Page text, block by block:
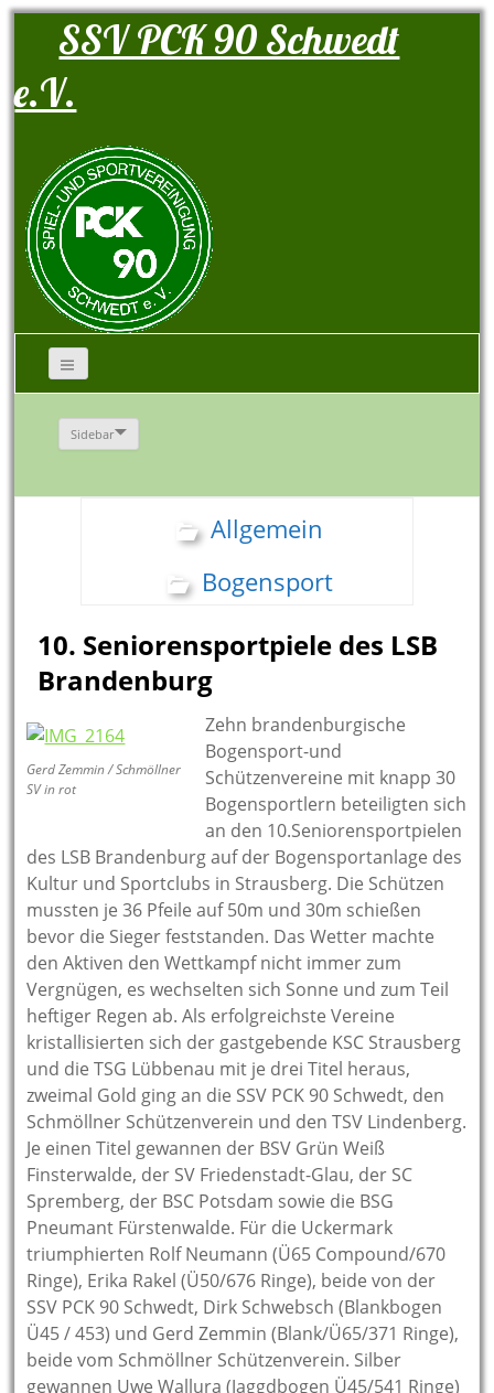
SSV PCK 90 Schwedt
e.V.
Sidebar
Allgemein
Bogensport
10. Seniorensportpiele des LSB
Brandenburg
Gerd Zemmin / Schmöllner
SV in rot
Zehn brandenburgische
Bogensport-und
Schützenvereine mit knapp 30
Bogensportlern beteiligten sich
an den 10.Seniorensportpielen
des LSB Brandenburg auf der Bogensportanlage des
Kultur und Sportclubs in Strausberg. Die Schützen
mussten je 36 Pfeile auf 50m und 30m schießen
bevor die Sieger feststanden. Das Wetter machte
den Aktiven den Wettkampf nicht immer zum
Vergnügen, es wechselten sich Sonne und zum Teil
heftiger Regen ab.Als erfolgreichste Vereine
kristallisierten sich der gastgebende KSC Strausberg
und die TSG Lübbenau mit je drei Titel heraus,
zweimal Gold ging an die SSV PCK 90 Schwedt, den
Schmöllner Schützenverein und den TSV Lindenberg.
Je einen Titel gewannen der BSV Grün Weiß
Finsterwalde, der SV Friedenstadt-Glau, der SC
Spremberg, der BSC Potsdam sowie die BSG
Pneumant Fürstenwalde. Für die Uckermark
triumphierten Rolf Neumann (Ü65 Compound/670
Ringe), Erika Rakel (Ü50/676 Ringe), beide von der
SSV PCK 90 Schwedt, Dirk Schwebsch (Blankbogen
Ü45 / 453) und Gerd Zemmin (Blank/Ü65/371 Ringe),
beide vom Schmöllner Schützenverein. Silber
gewannen Uwe Wallura (Jaggdbogen Ü45/541 Ringe)